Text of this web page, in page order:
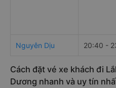
Nguyên Dịu 20:40 -
Cách đặt vé xe khách đi
Dương nhanh và uy tín